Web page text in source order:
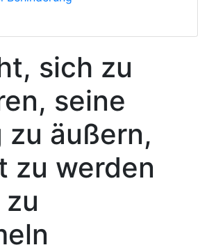
sich zu
seine
zu äußern,
zu werden